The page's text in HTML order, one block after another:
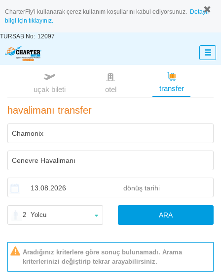
CharterFly'i kullanarak çerez kullanım koşullarını kabul ediyorsunuz. Detaylı
bilgi için tıklayınız.
TURSAB No: 12097
uçak bileti otel transfer
havalimanı transfer
2 Yolcu ARA
Aradığınız kriterlere göre sonuç bulunamadı. Arama
kriterlerinizi değiştirip tekrar arayabilirsiniz.